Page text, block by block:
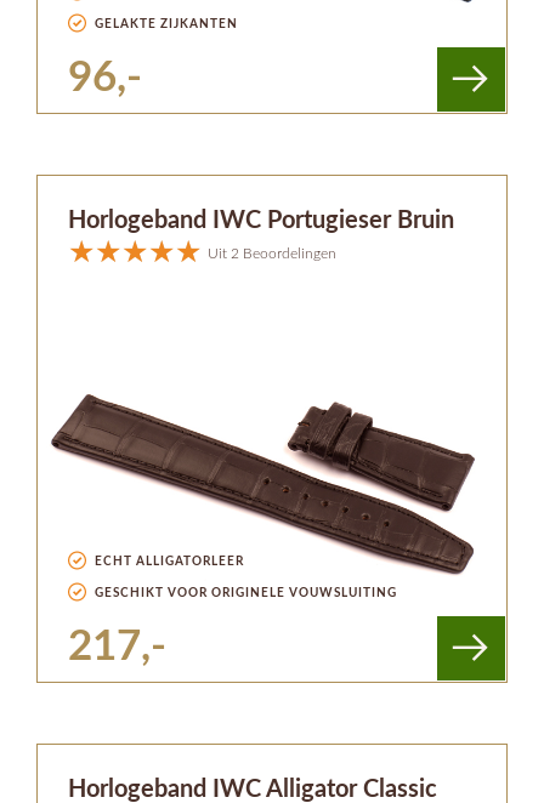
GELAKTE ZIJKANTEN
96,-
Horlogeband IWC Portugieser Bruin
Uit 2 Beoordelingen
ECHT ALLIGATORLEER
GESCHIKT VOOR ORIGINELE VOUWSLUITING
217,-
Horlogeband IWC Alligator Classic